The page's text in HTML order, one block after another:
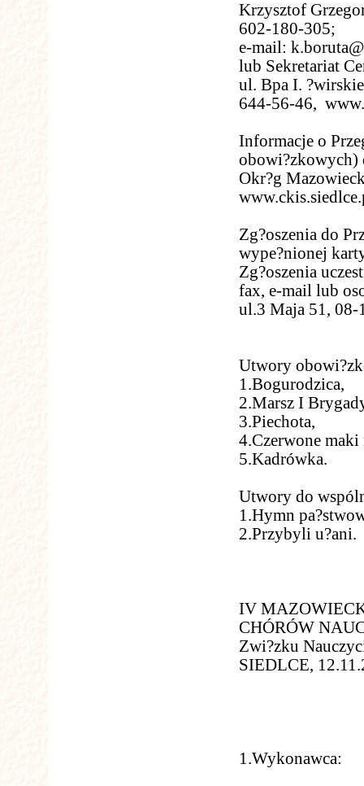
Krzysztof
602-180-305;
e-mail:
lub Sekretariat
ul. Bpa I.
644-56-46,
Informacje o
obowi?zkowych)
Okr?g
Zg?oszenia do
wype?nionej
Zg?oszenia
fax, e-mail lub
ul.3 Maja 51, 08-
Utwory
1.Bogurodzica,
2.Marsz I
3.Piechota,
4.Czerwone maki
5.Kadrówka.
Utwory do
1.Hymn
2.Przybyli u?ani.
IV
CHÓRÓW
Zwi?zku
SIEDLCE,
1.Wykonawca: